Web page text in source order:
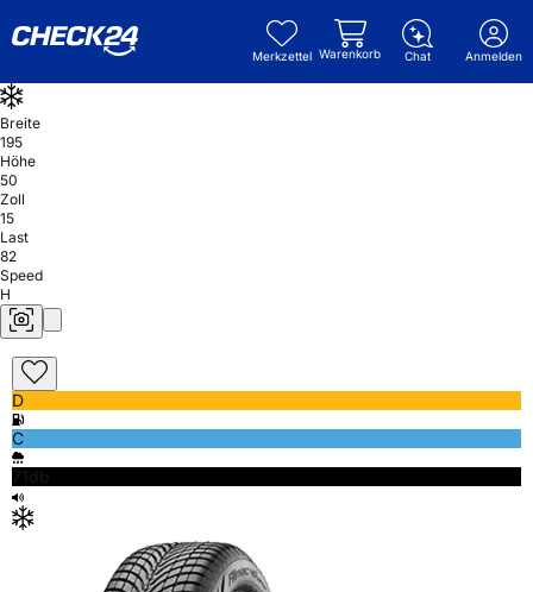
Merkzettel Warenkorb Chat Anmelden
Breite
195
Höhe
50
Zoll
15
Last
82
Speed
H
D
C
71db